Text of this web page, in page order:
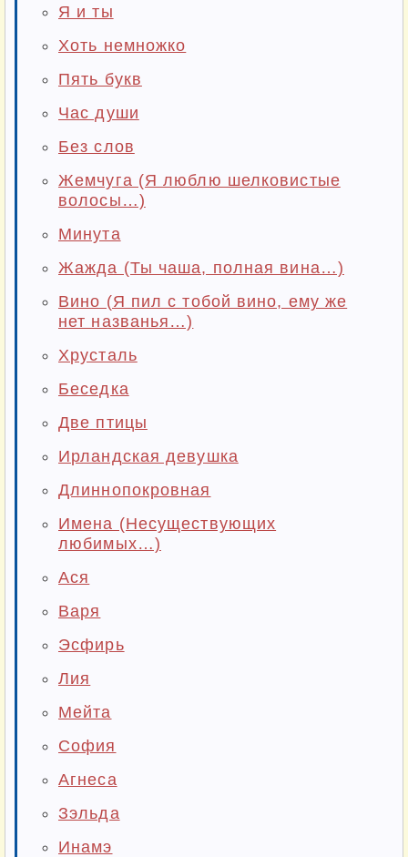
Я и ты
Хоть немножко
Пять букв
Час души
Без слов
Жемчуга (Я люблю шелковистые
волосы…)
Минута
Жажда (Ты чаша, полная вина…)
Вино (Я пил с тобой вино, ему же
нет названья…)
Хрусталь
Беседка
Две птицы
Ирландская девушка
Длиннопокровная
Имена (Несуществующих
любимых…)
Ася
Варя
Эсфирь
Лия
Мейта
София
Агнеса
Зэльда
Инамэ